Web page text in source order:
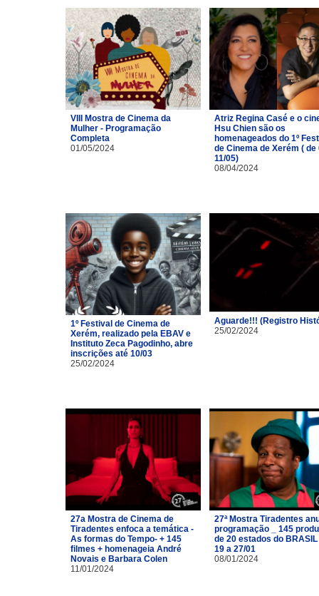
VIII Mostra de Cinema da
Mulher - Programação
Completa
01/05/2024
Atriz Regina Casé e o
Hsu Chien são os
homenageados do 1º
de Cinema de Xerém ( de
11/05)
08/04/2024
1º Festival de Cinema de
Xerém, realizado pela EBAV e
Instituto Zeca Pagodinho, abre
inscrições até 10/03
25/02/2024
Aguarde!!! (Registro
25/02/2024
27a Mostra de Cinema de
Tiradentes enfoca a temática -
As formas do Tempo- + 145
filmes + homenageia André
Novais e Barbara Colen
11/01/2024
27ª Mostra Tiradentes
programação _ 145
de 20 estados do BRASIL
19 a 27/01
08/01/2024